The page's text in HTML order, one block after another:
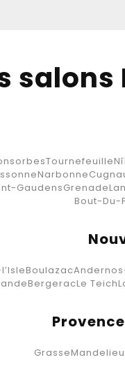
Tournefeuille
Narbonne
GaudensGrenade
Bout-Du-
Boulazac
BergeracLe Teich
Grasse